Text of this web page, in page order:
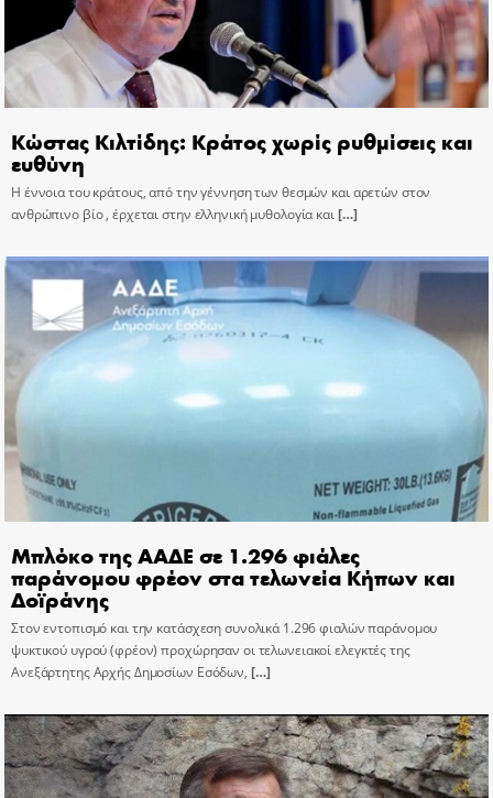
Κώστας Κιλτίδης: Κράτος χωρίς ρυθμίσεις και
ευθύνη
Η έννοια του κράτους, από την γέννηση των θεσμών και αρετών στον
ανθρώπινο βίο , έρχεται στην ελληνική μυθολογία και[…]
Μπλόκο της ΑΑΔΕ σε 1.296 φιάλες
παράνομου φρέον στα τελωνεία Κήπων και
Δοϊράνης
Στον εντοπισμό και την κατάσχεση συνολικά 1.296 φιαλών παράνομου
ψυκτικού υγρού (φρέον) προχώρησαν οι τελωνειακοί ελεγκτές της
Ανεξάρτητης Αρχής Δημοσίων Εσόδων, […]